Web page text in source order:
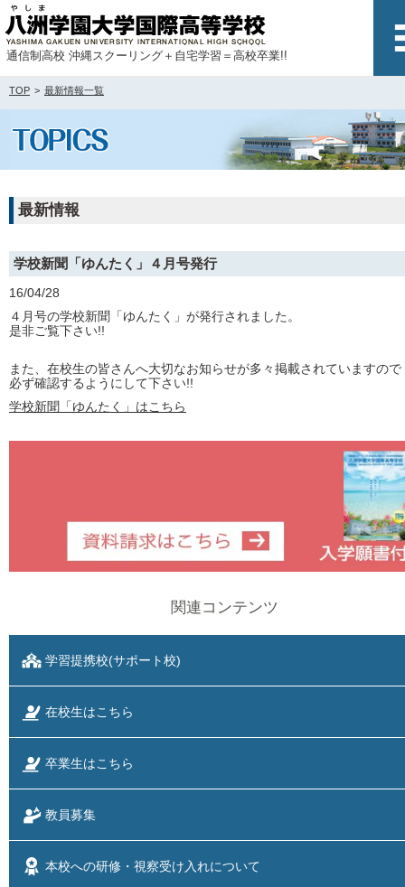
通信制高校 沖縄スクーリング＋自宅学習＝高校卒業!!
TOP 最新情報一覧
最新情報
学校新聞「ゆんたく」４月号発行
16/04/28
４月号の学校新聞「ゆんたく」が発行されました。
是非ご覧下さい!!
また、在校生の皆さんへ大切なお知らせが多々掲載されていますので
必ず確認するようにして下さい!!
学校新聞「ゆんたく」はこちら
関連コンテンツ
学習提携校(サポート校)
在校生はこちら
卒業生はこちら
教員募集
本校への研修・視察受け入れについて